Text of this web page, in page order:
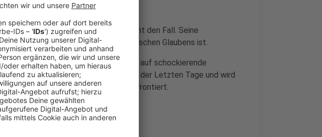
Jeb Pyre (Andrew Garfield) übernimmt den Fall. Seine
Familie Lafferty, die streng mormonischen Glaubens ist.
im Umfeld der Familie. Er stößt auch auf schockierende
der Kirche Jesu Christi der Heiligen der Letzten Tage und wird
religiösem Fundamentalismus konfrontiert.